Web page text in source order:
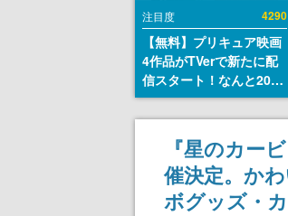
注目度 4290
【無料】プリキュア映画
4作品がTVerで新たに配
信スタート！なんと2018
年～2024年の映画ほぼす
べてが見放題に、ぶっち
ゃけありえないラインナ
『星のカー
催決定。か
ボグッズ・